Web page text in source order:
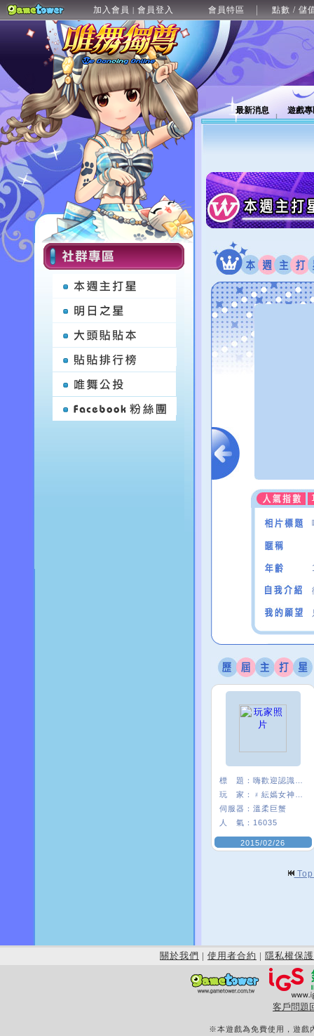
加入會員 | 會員登入 會員特區 點數 / 儲
最新消息 遊戲
標 題：
玩 家：
伺服器： 溫柔巨蟹
人 氣： 16035
2015/02/26
關於我們 | 使用者合約 | 隱私權保護
客戶問題
※本遊戲為免費使用，遊戲